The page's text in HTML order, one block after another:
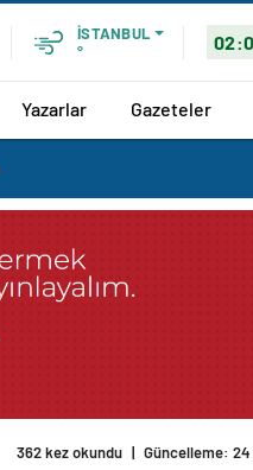
İSTANBUL
°
Yazarlar Gazeteler
362 kez okundu | Güncelleme: